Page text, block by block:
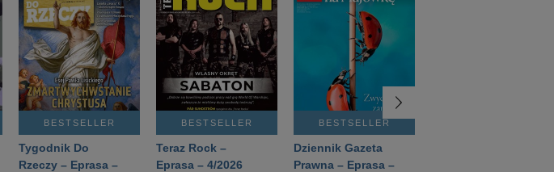
BESTSELLER
Tygodnik Do
Rzeczy – Eprasa –
BESTSELLER
Teraz Rock –
Eprasa – 4/2026
BESTSELLER
Dziennik Gazeta
Prawna – Eprasa –